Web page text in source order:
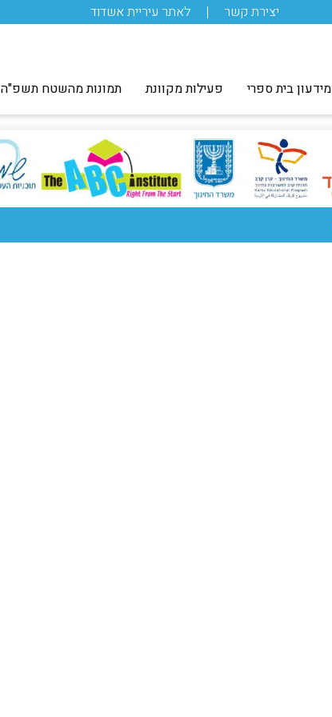
יצירת קשר לאתר עיריית אשדוד
מידעון בית ספרי פעילות מקוונת תמונות מהשטח תשפ"ה